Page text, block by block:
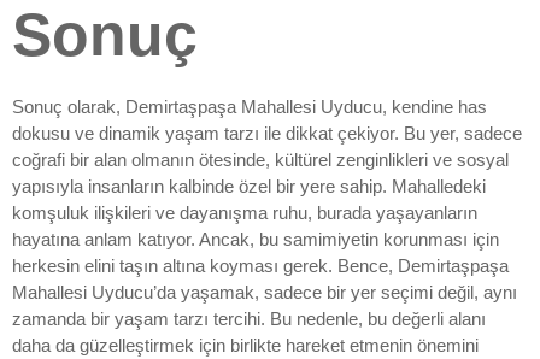
Sonuç
Sonuç olarak, Demirtaşpaşa Mahallesi Uyducu, kendine has
dokusu ve dinamik yaşam tarzı ile dikkat çekiyor. Bu yer, sadece
coğrafi bir alan olmanın ötesinde, kültürel zenginlikleri ve sosyal
yapısıyla insanların kalbinde özel bir yere sahip. Mahalledeki
komşuluk ilişkileri ve dayanışma ruhu, burada yaşayanların
hayatına anlam katıyor. Ancak, bu samimiyetin korunması için
herkesin elini taşın altına koyması gerek. Bence, Demirtaşpaşa
Mahallesi Uyducu’da yaşamak, sadece bir yer seçimi değil, aynı
zamanda bir yaşam tarzı tercihi. Bu nedenle, bu değerli alanı
daha da güzelleştirmek için birlikte hareket etmenin önemini